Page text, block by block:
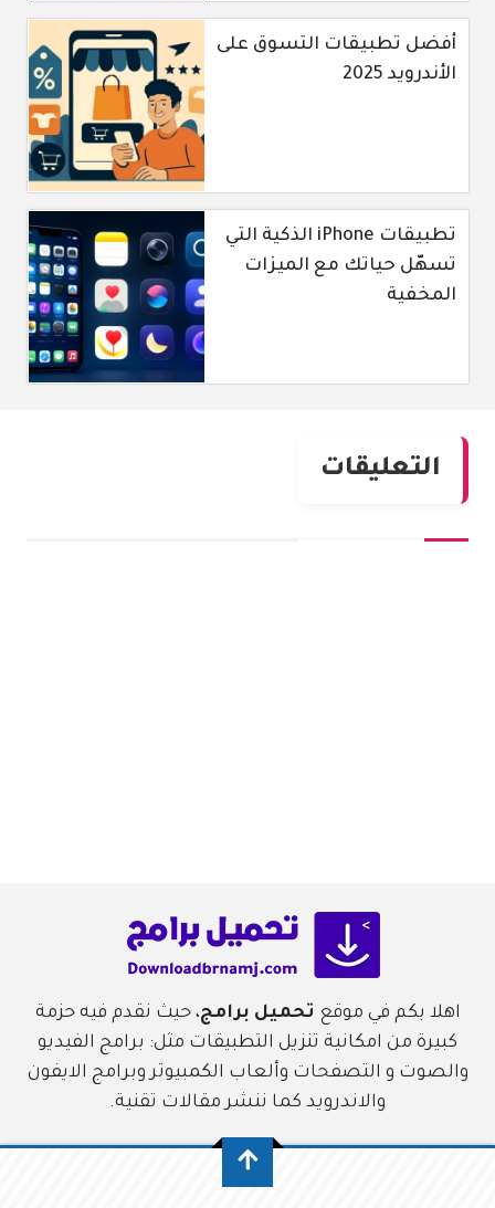
أفضل تطبيقات التسوق على
الأندرويد 2025
تطبيقات iPhone الذكية التي
تسهّل حياتك مع الميزات
المخفية
التعليقات
اهلا بكم في موقع تحميل برامج، حيث نقدم فيه حزمة
كبيرة من امكانية تنزيل التطبيقات مثل: برامج الفيديو
والصوت و التصفحات وألعاب الكمبيوتر وبرامج الايفون
والاندرويد كما ننشر مقالات تقنية.